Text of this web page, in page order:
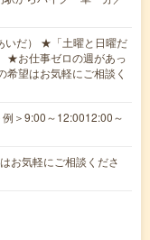
いだ） ★「土曜と日曜だ
★お仕事ゼロの週があっ
希望はお気軽にご相談く
例＞9:00～12:0012:00～
気軽にご相談くださ